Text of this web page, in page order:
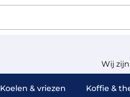
Wij
Koelen & vriezen Koffie &